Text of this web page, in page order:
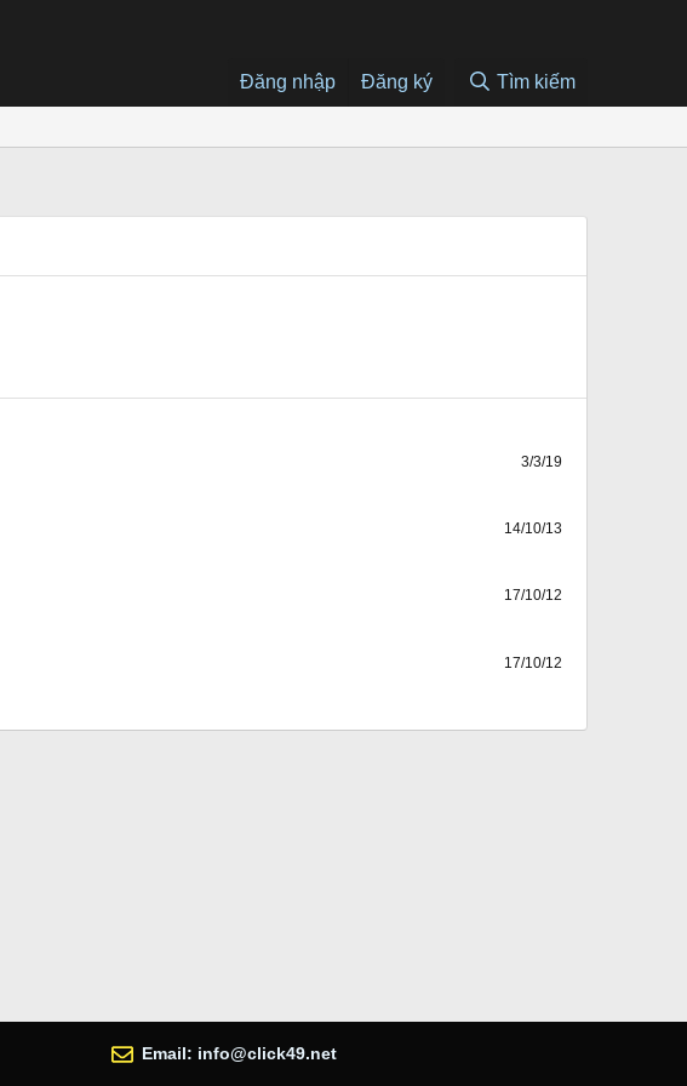
Đăng nhập Đăng ký Tìm kiếm
3/3/19
14/10/13
17/10/12
17/10/12
Email: info@click49.net